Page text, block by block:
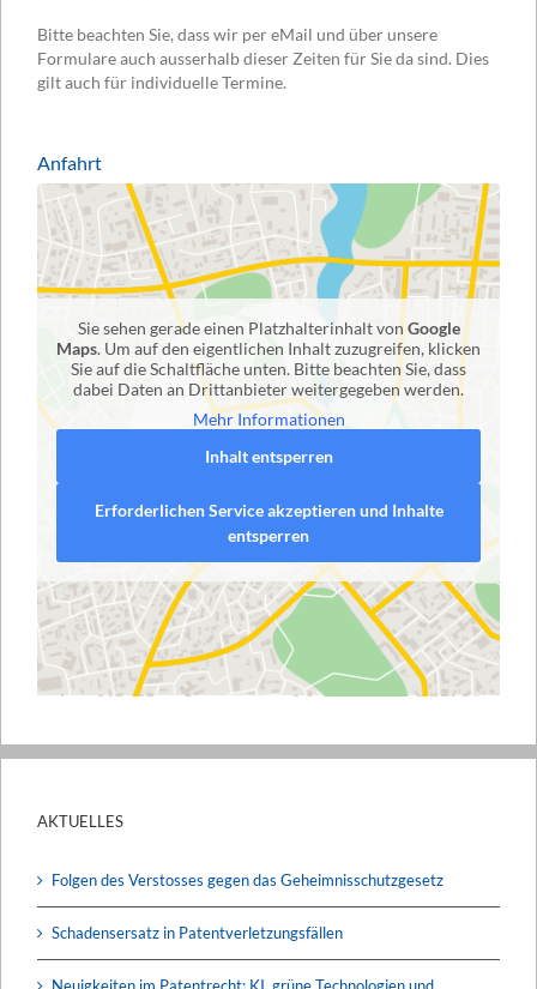
Bitte beachten Sie, dass wir per eMail und über unsere
Formulare auch ausserhalb dieser Zeiten für Sie da sind. Dies
gilt auch für individuelle Termine.
Anfahrt
Sie sehen gerade einen Platzhalterinhalt von Google
Maps. Um auf den eigentlichen Inhalt zuzugreifen, klicken
Sie auf die Schaltfläche unten. Bitte beachten Sie, dass
dabei Daten an Drittanbieter weitergegeben werden.
Mehr Informationen
Inhalt entsperren
Erforderlichen Service akzeptieren und Inhalte
entsperren
AKTUELLES
Folgen des Verstosses gegen das Geheimnisschutzgesetz
Schadensersatz in Patentverletzungsfällen
Neuigkeiten im Patentrecht: KI, grüne Technologien und